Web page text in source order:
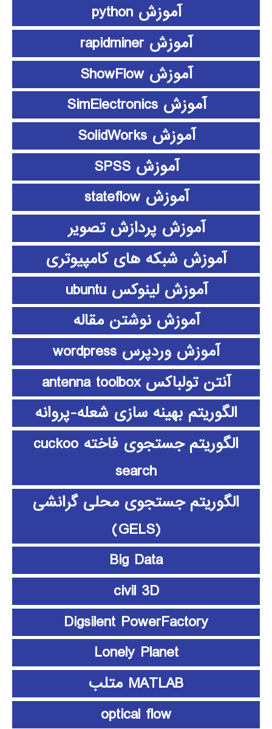
آموزش python
آموزش rapidminer
آموزش ShowFlow
آموزش SimElectronics
آموزش SolidWorks
آموزش SPSS
آموزش stateflow
آموزش پردازش تصویر
آموزش شبکه های کامپیوتری
آموزش لینوکس ubuntu
آموزش نوشتن مقاله
آموزش وردپرس wordpress
آنتن تولباکس antenna toolbox
الگوریتم بهینه سازی شعله-پروانه
الگوریتم جستجوی فاخته cuckoo
search
الگوریتم جستجوی محلی گرانشی
(GELS)
Big Data
civil 3D
Digsilent PowerFactory
Lonely Planet
MATLAB متلب
optical flow